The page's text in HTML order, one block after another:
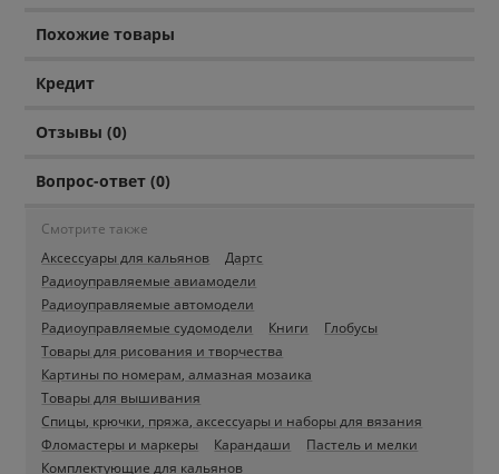
Похожие товары
Кредит
Отзывы (0)
Вопрос-ответ (0)
Смотрите также
Аксессуары для кальянов
Дартс
Радиоуправляемые авиамодели
Радиоуправляемые автомодели
Радиоуправляемые судомодели
Книги
Глобусы
Товары для рисования и творчества
Картины по номерам, алмазная мозаика
Товары для вышивания
Спицы, крючки, пряжа, аксессуары и наборы для вязания
Фломастеры и маркеры
Карандаши
Пастель и мелки
Комплектующие для кальянов